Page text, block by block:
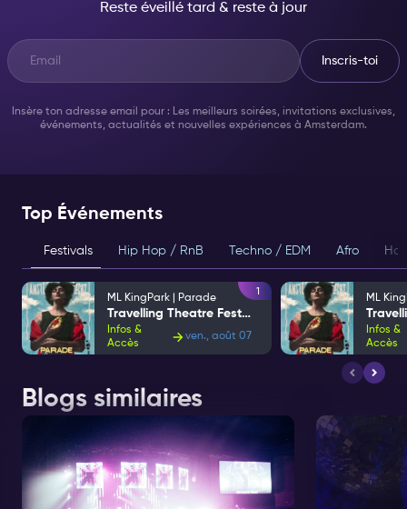
Reste éveillé tard & reste à jour
Inscris-toi
Insère ton adresse email pour : Les meilleurs soirées, invitations exclusives,
événements, actualités et nouvelles expériences à Amsterdam.
Top Événements
Festivals Hip Hop / RnB Techno / EDM Afro
ML KingPark | Parade
Travelling Theatre Festival
Infos &
Accès
ven., août 07
1
ML
Infos &
Accès
Blogs similaires